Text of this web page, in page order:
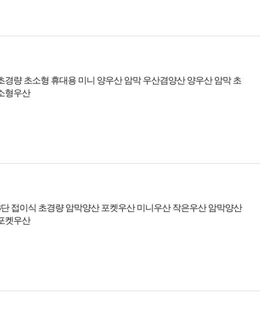
경량 초소형 휴대용 미니 양우산 암막 우산겸양산 양우산 암막 초
형우산
접이식 초경량 암막양산 포켓우산 미니우산 작은우산 암막양산
켓우산